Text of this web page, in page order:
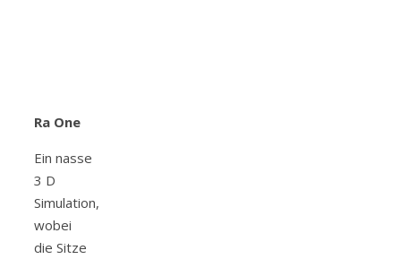
Ra One
Ein nasse
3 D
Simulation,
wobei
die Sitze